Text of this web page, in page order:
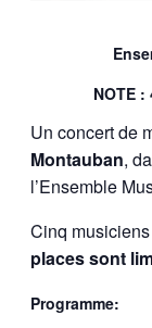
NOTE
Un concert de
Montauban,
l’Ensemble
Cinq
places sont
Programme: